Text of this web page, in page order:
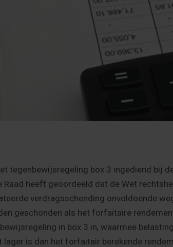
tegenbewijsregeling box 3 ingediend bij
heeft geoordeeld dat de Wet
verdragsschending onvoldoende
geschonden als het forfaitaire
in box 3 in, waarmee
is dan het forfaitair berekende